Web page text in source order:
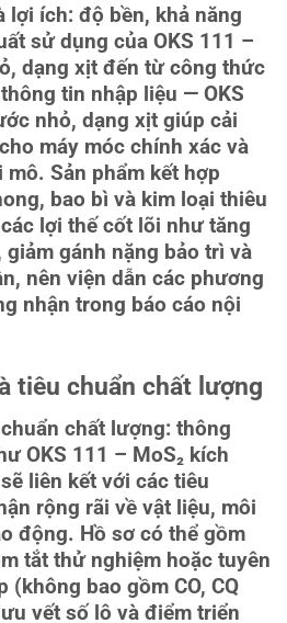
lợi ích: độ bền, khả năng
sử dụng của OKS 111 –
dạng xịt đến từ công thức
tin nhập liệu — OKS
nhỏ, dạng xịt giúp cải
máy móc chính xác và
Sản phẩm kết hợp
bao bì và kim loại thiêu
lợi thế cốt lõi như tăng
gánh nặng bảo trì và
nên viện dẫn các phương
nhận trong báo cáo nội
tiêu chuẩn chất lượng
chất lượng: thông
OKS 111 – MoS₂ kích
liên kết với các tiêu
rộng rãi về vật liệu, môi
động. Hồ sơ có thể gồm
tắt thử nghiệm hoặc tuyên
(không bao gồm CO, CQ
vết số lô và điểm triển